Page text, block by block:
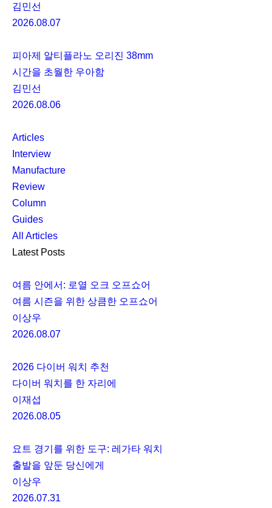
김민선
2026.08.07
피아제 알티플라노 오리진 38mm
시간을 초월한 우아함
김민선
2026.08.06
Articles
Interview
Manufacture
Review
Column
Guides
All Articles
Latest Posts
여름 안에서: 로열 오크 오프쇼어
여름 시즌을 위한 상큼한 오프쇼어
이상우
2026.08.07
2026 다이버 워치 추천
다이버 워치를 한 자리에
이재섭
2026.08.05
요트 경기를 위한 도구: 레가타 워치
출발을 앞둔 당신에게
이상우
2026.07.31